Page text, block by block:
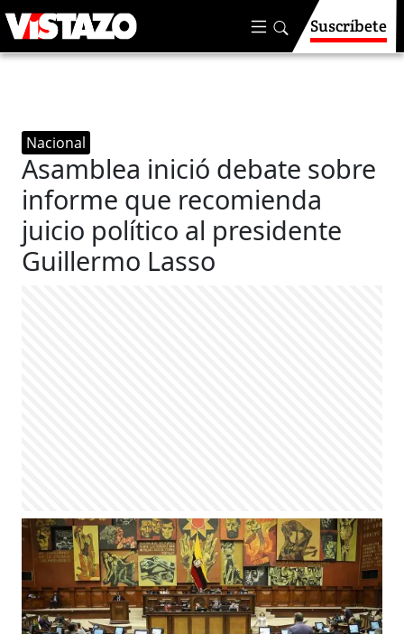
Suscríbete
Nacional
Asamblea inició debate sobre
informe que recomienda
juicio político al presidente
Guillermo Lasso